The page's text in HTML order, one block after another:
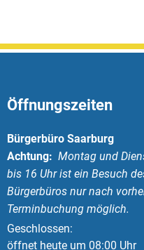
Öffnungszeiten
Bürgerbüro Saarburg
Achtung: Montag und
bis 16 Uhr ist ein Besuch
Bürgerbüros nur nach
Terminbuchung möglich.
Klicken, um weitere
Geschlossen:
öffnet heute um 08:00 Uhr